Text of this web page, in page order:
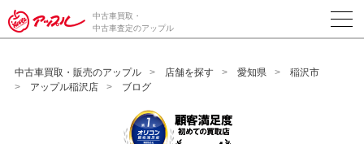
/*ABテスト_新規査定フォームの為のCVボタン*/
中古車買取・
中古車査定のアップル
中古車買取・販売のアップル 店舗を探す 愛知県
稲沢市
アップル稲沢店
ブログ